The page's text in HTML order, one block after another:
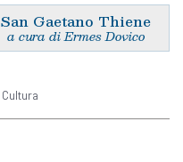
San Gaetano Thiene
a cura di Ermes Dovico
Cultura